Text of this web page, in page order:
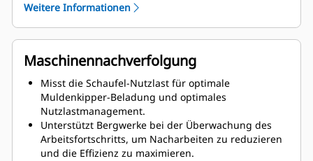
möglich; so müssen Fahrer nicht manuell eine
Erzleitungsdatei auswählen und laden.
Verbessert die Materialnachverfolgung und die
Fahrerleistung pro Schicht.
Verbessert dank in der Fahrerkabine angezeigten
Grade-Blockdaten die Erzleitung und Mischung an
der Wand.
Weitere Informationen
Maschinennachverfolgung
Misst die Schaufel-Nutzlast für optimale
Muldenkipper-Beladung und optimales
Nutzlastmanagement.
Unterstützt Bergwerke bei der Überwachung des
Arbeitsfortschritts, um Nacharbeiten zu reduzieren
und die Effizienz zu maximieren.